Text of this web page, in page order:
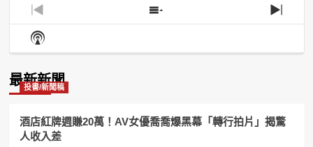
Previous
Episode
Show
Episodes
Next
Show
Podcast
最新新聞
投書/新聞稿
酒店紅牌週賺20萬！AV女優喬喬爆黑幕「轉行拍片」揭驚
人收入差